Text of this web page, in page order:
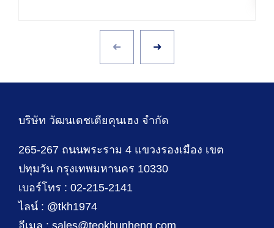
บริษัท วัฒนเดชเตียคุนเฮง จำกัด
265-267 ถนนพระราม 4 แขวงรองเมือง เขต
ปทุมวัน กรุงเทพมหานคร 10330
เบอร์โทร : 02-215-2141
ไลน์ : @tkh1974
อีเมล : sales@teokhunheng.com